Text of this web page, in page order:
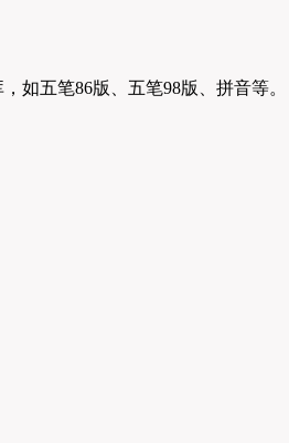
如五笔86版、五笔98版、拼音等。